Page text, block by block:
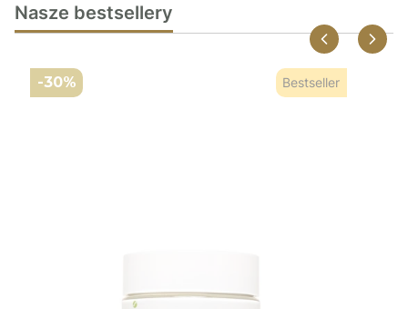
Nasze bestsellery
-30% Bestseller